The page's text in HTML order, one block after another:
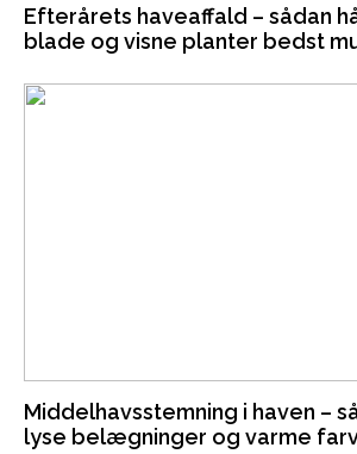
Efterårets haveaffald – sådan
blade og visne planter bedst
Middelhavsstemning i haven –
lyse belægninger og varme